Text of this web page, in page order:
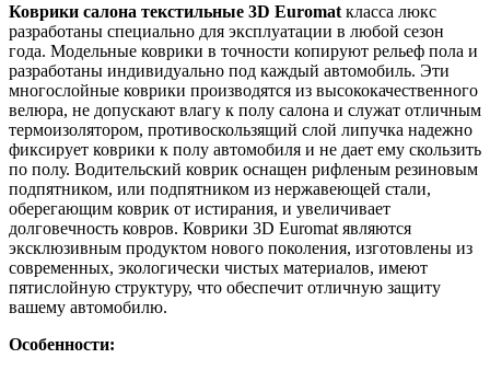
Коврики салона текстильные 3D Euromat класса люкс
разработаны специально для эксплуатации в любой сезон
года. Модельные коврики в точности копируют рельеф пола и
разработаны индивидуально под каждый автомобиль. Эти
многослойные коврики производятся из высококачественного
велюра, не допускают влагу к полу салона и служат отличным
термоизолятором, противоскользящий слой липучка надежно
фиксирует коврики к полу автомобиля и не дает ему скользить
по полу. Водительский коврик оснащен рифленым резиновым
подпятником, или подпятником из нержавеющей стали,
оберегающим коврик от истирания, и увеличивает
долговечность ковров. Коврики 3D Euromat являются
эксклюзивным продуктом нового поколения, изготовлены из
современных, экологически чистых материалов, имеют
пятислойную структуру, что обеспечит отличную защиту
вашему автомобилю.
Особенности: